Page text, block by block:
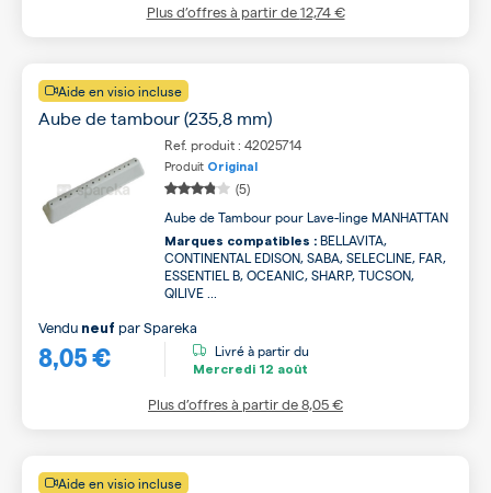
Plus d’offres à partir de12,74 €
Aide en visio incluse
Aube de tambour (235,8 mm)
Ref. produit : 42025714
Produit Original
(5)
Aube de Tambour pour Lave-linge MANHATTAN
Marques compatibles : BELLAVITA,
CONTINENTAL EDISON, SABA, SELECLINE, FAR,
ESSENTIEL B, OCEANIC, SHARP, TUCSON,
QILIVE ...
8,05 €
Vendu neuf parSpareka
Livré à partir du
Mercredi 12 août
Plus d’offres à partir de8,05 €
Aide en visio incluse